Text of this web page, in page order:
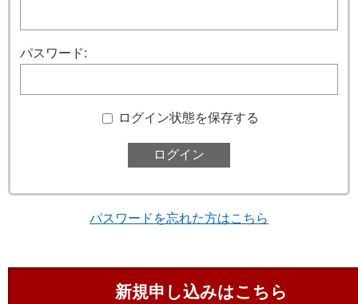
パスワード:
ログイン状態を保存する
パスワードを忘れた方はこちら
新規申し込みはこちら